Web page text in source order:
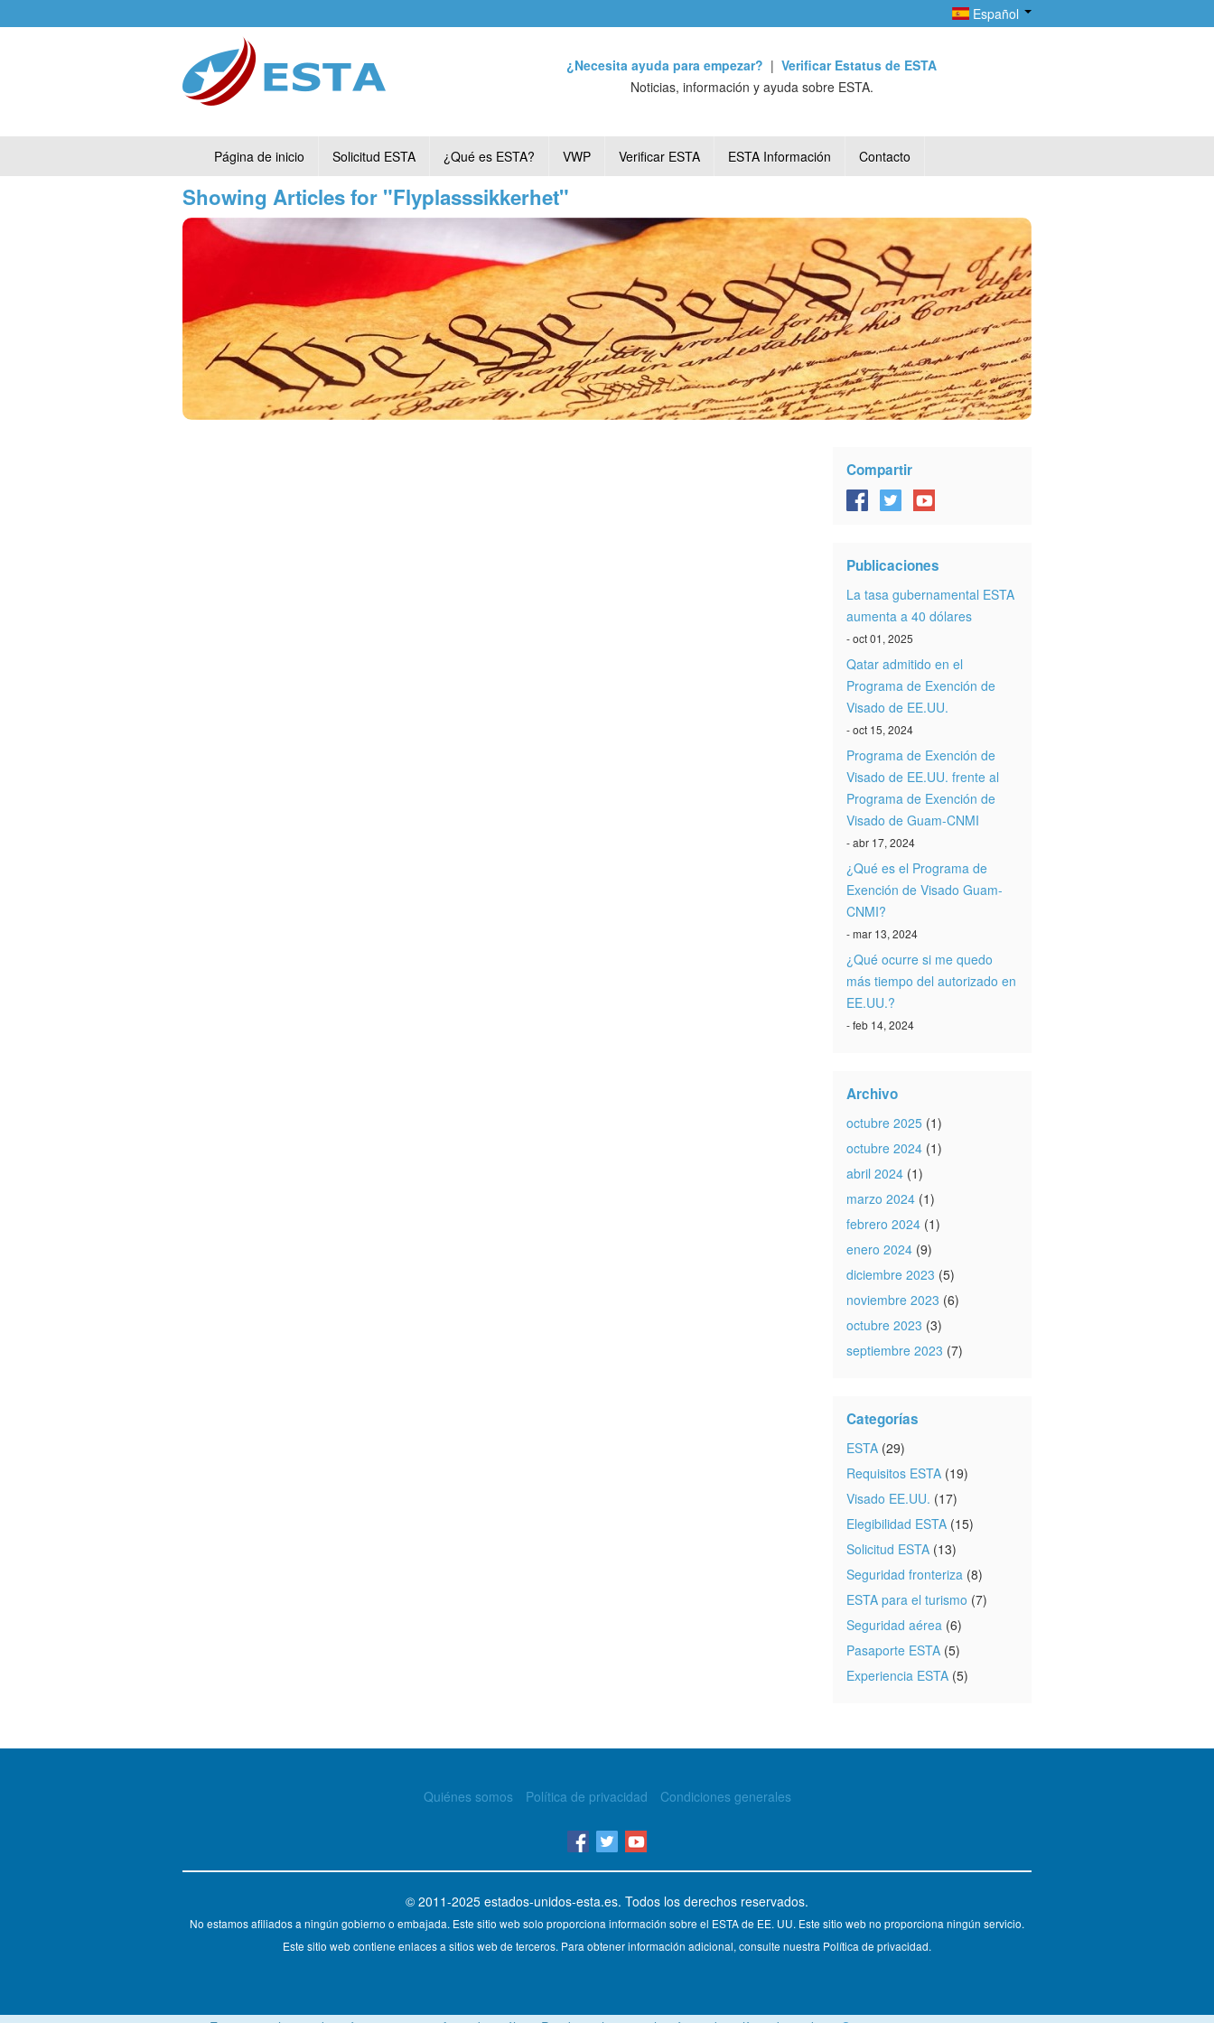
Español
¿Necesita ayuda para empezar? | Verificar Estatus de ESTA
Noticias, información y ayuda sobre ESTA.
Página de inicio Solicitud ESTA ¿Qué es ESTA? VWP Verificar ESTA ESTA Información Contacto
Showing Articles for "Flyplasssikkerhet"
Compartir
Publicaciones
La tasa gubernamental ESTA
aumenta a 40 dólares
- oct 01, 2025
Qatar admitido en el
Programa de Exención de
Visado de EE.UU.
- oct 15, 2024
Programa de Exención de
Visado de EE.UU. frente al
Programa de Exención de
Visado de Guam-CNMI
- abr 17, 2024
¿Qué es el Programa de
Exención de Visado Guam-
CNMI?
- mar 13, 2024
¿Qué ocurre si me quedo
más tiempo del autorizado en
EE.UU.?
- feb 14, 2024
Archivo
octubre 2025 (1)
octubre 2024 (1)
abril 2024 (1)
marzo 2024 (1)
febrero 2024 (1)
enero 2024 (9)
diciembre 2023 (5)
noviembre 2023 (6)
octubre 2023 (3)
septiembre 2023 (7)
Categorías
ESTA (29)
Requisitos ESTA (19)
Visado EE.UU. (17)
Elegibilidad ESTA (15)
Solicitud ESTA (13)
Seguridad fronteriza (8)
ESTA para el turismo (7)
Seguridad aérea (6)
Pasaporte ESTA (5)
Experiencia ESTA (5)
Quiénes somos Política de privacidad Condiciones generales
© 2011-2025 estados-unidos-esta.es. Todos los derechos reservados.
No estamos afiliados a ningún gobierno o embajada. Este sitio web solo proporciona información sobre el ESTA de EE. UU. Este sitio web no proporciona ningún servicio.
Este sitio web contiene enlaces a sitios web de terceros. Para obtener información adicional, consulte nuestra Política de privacidad.